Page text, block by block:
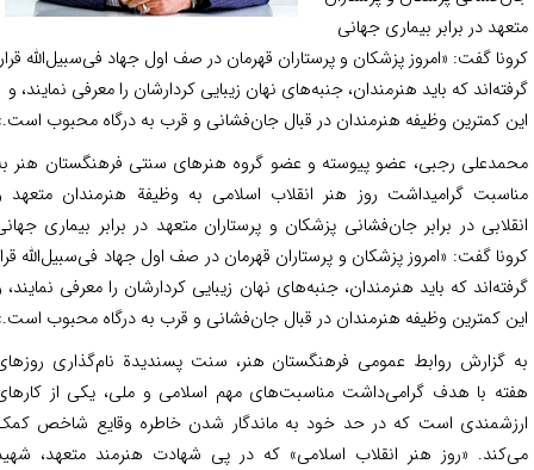
در برابر بیماری جهانی
گفت: «امروز پزشکان و پرستاران قهرمان در صف اول جهاد فی‌سبیل‌الله قرار
که باید هنرمندان، جنبه‌های نهان زیبایی کردارشان را معرفی نمایند، و
کمترین وظیفه هنرمندان در قبال جان‌فشانی و قرب به درگاه محبوب است.»
رجبی، عضو پیوسته و عضو گروه هنرهای سنتی فرهنگستان هنر به
گرامیداشت روز هنر انقلاب اسلامی به وظیفة هنرمندان متعهد و
در برابر جان‌فشانی پزشکان و پرستاران متعهد در برابر بیماری جهانی
گفت: «امروز پزشکان و پرستاران قهرمان در صف اول جهاد فی‌سبیل‌الله قرار
که باید هنرمندان، جنبه‌های نهان زیبایی کردارشان را معرفی نمایند، و
کمترین وظیفه هنرمندان در قبال جان‌فشانی و قرب به درگاه محبوب است.»
گزارش روابط عمومی فرهنگستان هنر، سنت پسندیدة نام‌گذاری روزهای
با هدف گرامی‌داشت مناسبت‌های مهم اسلامی و ملی، یکی از کارهای
است که در حد خود به ماندگار شدن خاطره وقایع شاخص کمک
«روز هنر انقلاب اسلامی» که در پی شهادت هنرمند متعهد، شهید